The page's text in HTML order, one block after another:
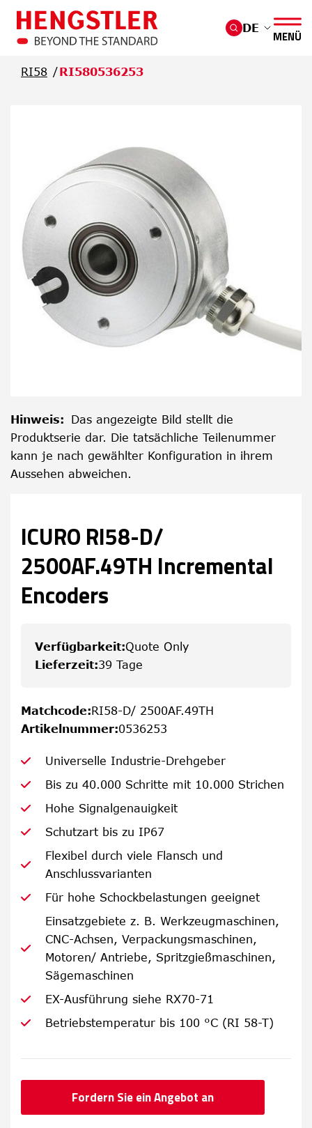
Überspringen Sie zum Hauptmenü
DE
MENÜ
RI58 RI580536253
Hinweis: Das angezeigte Bild stellt die
Produktserie dar. Die tatsächliche Teilenummer
kann je nach gewählter Konfiguration in ihrem
Aussehen abweichen.
ICURO RI58-D/
2500AF.49TH Incremental
Encoders
Verfügbarkeit:Quote Only
Lieferzeit:39 Tage
Matchcode:RI58-D/ 2500AF.49TH
Artikelnummer:0536253
Universelle Industrie-Drehgeber
Bis zu 40.000 Schritte mit 10.000 Strichen
Hohe Signalgenauigkeit
Schutzart bis zu IP67
Flexibel durch viele Flansch und
Anschlussvarianten
Für hohe Schockbelastungen geeignet
Einsatzgebiete z. B. Werkzeugmaschinen,
CNC-Achsen, Verpackungsmaschinen,
Motoren/ Antriebe, Spritzgießmaschinen,
Sägemaschinen
EX-Ausführung siehe RX70-71
Betriebstemperatur bis 100 °C (RI 58-T)
Fordern Sie ein Angebot an